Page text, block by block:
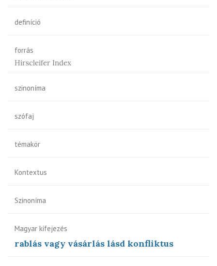
definíció
forrás
Hirscleifer Index
szinoníma
szófaj
témakör
Kontextus
Szinoníma
Magyar kifejezés
rablás vagy vásárlás lásd konfliktus